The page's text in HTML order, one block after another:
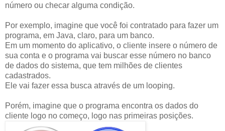
número ou checar alguma condição.
Por exemplo, imagine que você foi contratado para fazer um
programa, em Java, claro, para um banco.
Em um momento do aplicativo, o cliente insere o número de
sua conta e o programa vai buscar esse número no banco
de dados do sistema, que tem milhões de clientes
cadastrados.
Ele vai fazer essa busca através de um looping.
Porém, imagine que o programa encontra os dados do
cliente logo no começo, logo nas primeiras posições.